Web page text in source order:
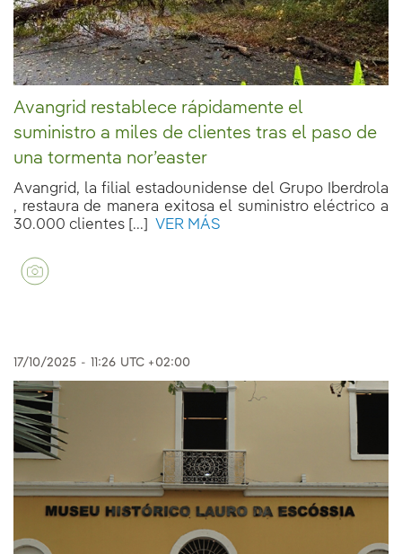
Avangrid restablece rápidamente el
suministro a miles de clientes tras el paso de
una tormenta nor’easter
Avangrid, la filial estadounidense del Grupo Iberdrola
, restaura de manera exitosa el suministro eléctrico a
30.000 clientes [...]
VER MÁS
17/10/2025 - 11:26 UTC +02:00